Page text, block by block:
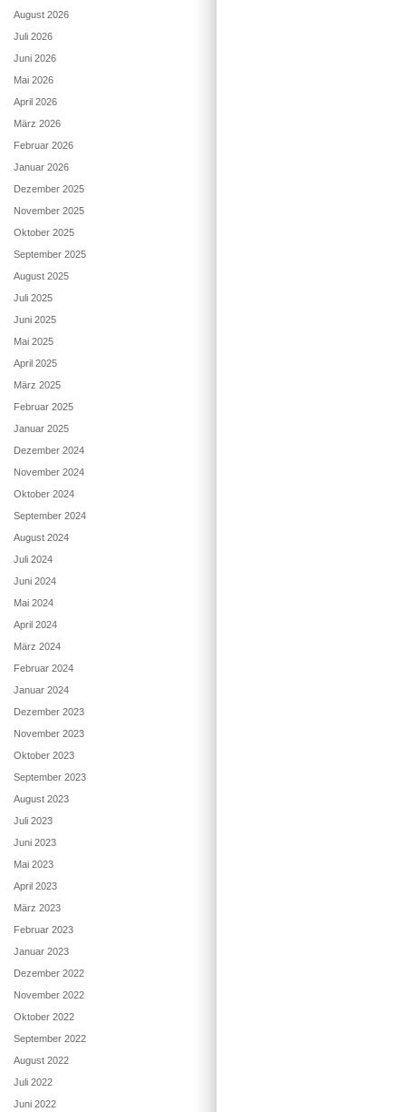
August 2026
Juli 2026
Juni 2026
Mai 2026
April 2026
März 2026
Februar 2026
Januar 2026
Dezember 2025
November 2025
Oktober 2025
September 2025
August 2025
Juli 2025
Juni 2025
Mai 2025
April 2025
März 2025
Februar 2025
Januar 2025
Dezember 2024
November 2024
Oktober 2024
September 2024
August 2024
Juli 2024
Juni 2024
Mai 2024
April 2024
März 2024
Februar 2024
Januar 2024
Dezember 2023
November 2023
Oktober 2023
September 2023
August 2023
Juli 2023
Juni 2023
Mai 2023
April 2023
März 2023
Februar 2023
Januar 2023
Dezember 2022
November 2022
Oktober 2022
September 2022
August 2022
Juli 2022
Juni 2022